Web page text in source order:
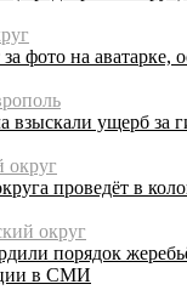
фото на аватарке,
взыскали ущерб за
округ
проведёт в
округ
порядок
в СМИ